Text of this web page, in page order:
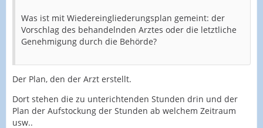
Was ist mit Wiedereingliederungsplan gemeint: der
Vorschlag des behandelnden Arztes oder die letztliche
Genehmigung durch die Behörde?
Der Plan, den der Arzt erstellt.
Dort stehen die zu unterichtenden Stunden drin und der
Plan der Aufstockung der Stunden ab welchem Zeitraum
usw..